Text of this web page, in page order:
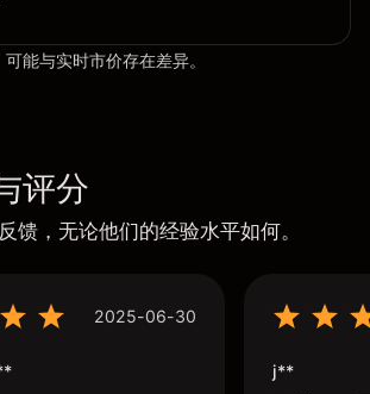
能与实时市价存在差异。
评分
馈，无论他们的经验水平如何。
2025-06-30
j**